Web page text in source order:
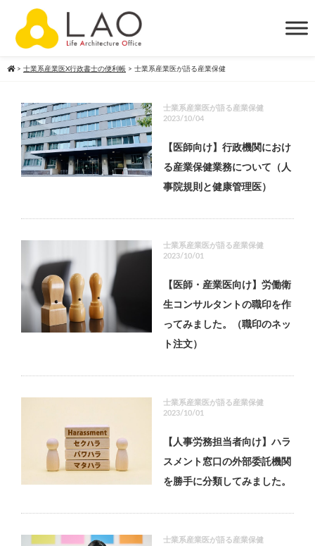
> 士業系産業医X行政書士の便利帳 > 士業系産業医が語る産業保健
士業系産業医が語る産業保健
2023/10/04
【医師向け】行政機関におけ
る産業保健業務について（人
事院規則と健康管理医）
士業系産業医が語る産業保健
2023/10/01
【医師・産業医向け】労働衛
生コンサルタントの職印を作
ってみました。（職印のネッ
ト注文）
士業系産業医が語る産業保健
2023/10/01
【人事労務担当者向け】ハラ
スメント窓口の外部委託機関
を勝手に分類してみました。
士業系産業医が語る産業保健